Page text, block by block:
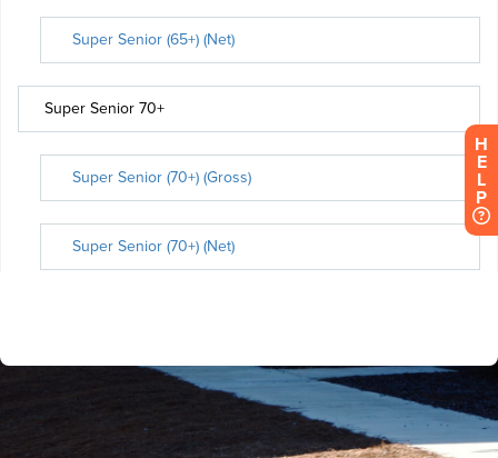
H
E
L
P